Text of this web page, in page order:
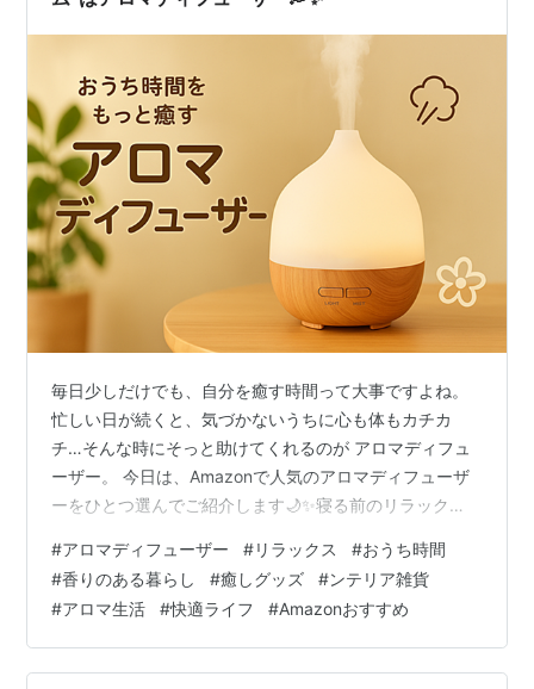
毎日少しだけでも、自分を癒す時間って大事ですよね。
忙しい日が続くと、気づかないうちに心も体もカチカ
チ…そんな時にそっと助けてくれるのが アロマディフュ
ーザー。 今日は、Amazonで人気のアロマディフューザ
ーをひとつ選んでご紹介します🌙✨寝る前のリラック
日のおすすめアイテム 🌿 超音波アロマディフューザー
🔸特徴 🌫️ 水を使わないネブライザー式（噴霧式） 🌲お
しゃれな砂時計デザイン（ダブルウォールガラス） 🌈
LEDライト機能 🏠最大18畳対応 🌲天然木素材を使用 🔌
USB給電（Type-C） & タッチ操作 Thaleiaveil アロ…
#アロマディフューザー #リラックス #おうち時間
#香りのある暮らし #癒しグッズ #ンテリア雑貨
#アロマ生活 #快適ライフ #Amazonおすすめ